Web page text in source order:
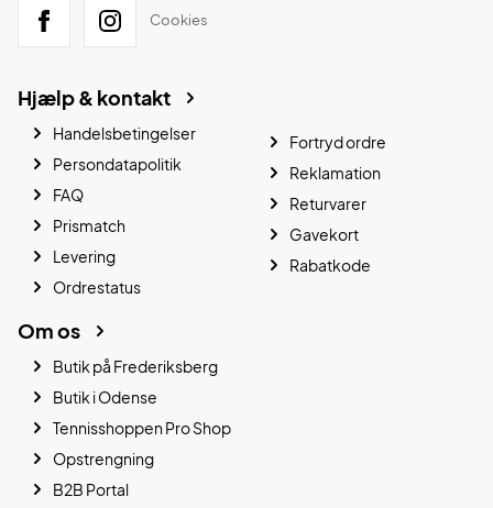
Cookies
Hjælp & kontakt
Handelsbetingelser
Persondatapolitik
FAQ
Prismatch
Levering
Ordrestatus
Fortryd ordre
Reklamation
Returvarer
Gavekort
Rabatkode
Om os
Butik på Frederiksberg
Butik i Odense
Tennisshoppen Pro Shop
Opstrengning
B2B Portal